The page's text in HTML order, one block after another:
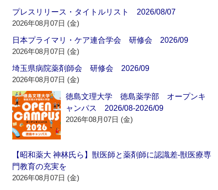
プレスリリース・タイトルリスト 2026/08/07
2026年08月07日 (金)
日本プライマリ・ケア連合学会 研修会 2026/09
2026年08月07日 (金)
埼玉県病院薬剤師会 研修会 2026/09
2026年08月07日 (金)
徳島文理大学 徳島薬学部 オープンキ
ャンパス 2026/08-2026/09
2026年08月07日 (金)
【昭和薬大 神林氏ら】獣医師と薬剤師に認識差‐獣医療専
門教育の充実を
2026年08月07日 (金)